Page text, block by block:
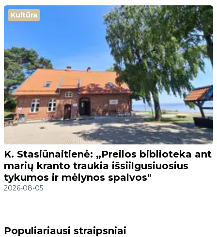
Kultūra
K. Stasiūnaitienė: „Preilos biblioteka ant
marių kranto traukia išsiilgusiuosius
tykumos ir mėlynos spalvos"
2026-08-05
Populiariausi straipsniai